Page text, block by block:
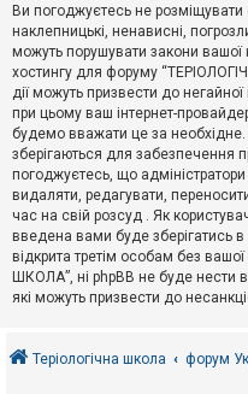
д
й
А
к
т
и
в
н
т
е
м
и
о
Ви погоджуєтесь не розміщувати
наклепницькі, ненависні,
можуть порушувати закони вашої
хостингу для форуму
дії можуть призвести до
при цьому ваш інтернет-
будемо вважати це за необхідне.
зберігаються для забезпечення
погоджуєтесь, що
видаляти, редагувати,
час на свій розсуд . Як
введена вами буде зберігатись
відкрита третім особам без
ШКОЛА”, ні phpBB не буде нести
які можуть призвести до
Теріологічна школа форум